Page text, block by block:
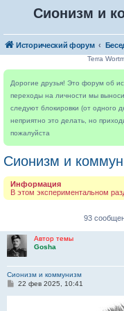
Сионизм и
Исторический форум
Terra
Дорогие друзья! Это форум об
переходы на личности мы
следуют блокировки (от одного
неприятно это делать, но
пожалуйста
Сионизм и
Информация
В этом экспериментальном
93
Автор темы
Gosha
Сионизм и коммунизм
С22 фев 2025, 10:41